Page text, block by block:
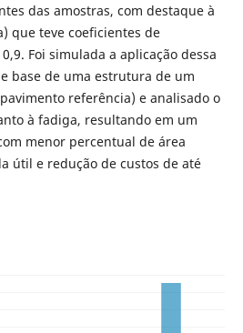
das amostras, com destaque à
que teve coeficientes de
Foi simulada a aplicação dessa
base de uma estrutura de um
referência) e analisado o
à fadiga, resultando em um
menor percentual de área
útil e redução de custos de até